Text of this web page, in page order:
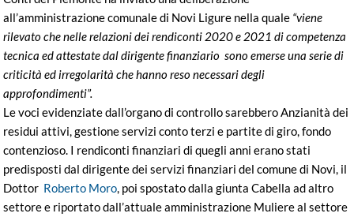
all’amministrazione comunale di Novi Ligure nella quale “viene
rilevato che nelle relazioni dei rendiconti 2020 e 2021 di competenza
tecnica ed attestate dal dirigente finanziario sono emerse una serie di
criticità ed irregolarità che hanno reso necessari degli
approfondimenti”.
Le voci evidenziate dall’organo di controllo sarebbero Anzianità dei
residui attivi, gestione servizi conto terzi e partite di giro, fondo
contenzioso. I rendiconti finanziari di quegli anni erano stati
predisposti dal dirigente dei servizi finanziari del comune di Novi, il
Dottor Roberto Moro , poi spostato dalla giunta Cabella ad altro
settore e riportato dall’attuale amministrazione Muliere al settore